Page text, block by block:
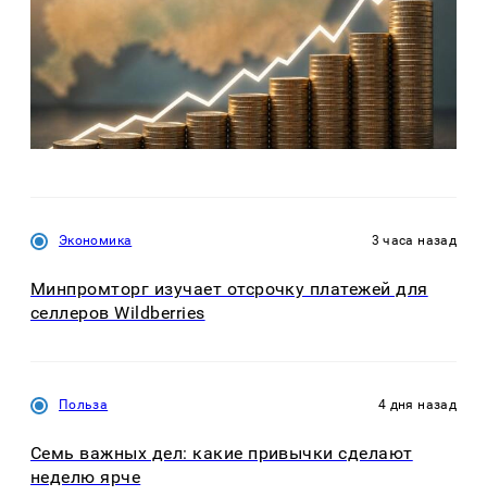
Экономика 3 часа назад
Минпромторг изучает отсрочку платежей для
селлеров Wildberries
Польза 4 дня назад
Семь важных дел: какие привычки сделают
неделю ярче